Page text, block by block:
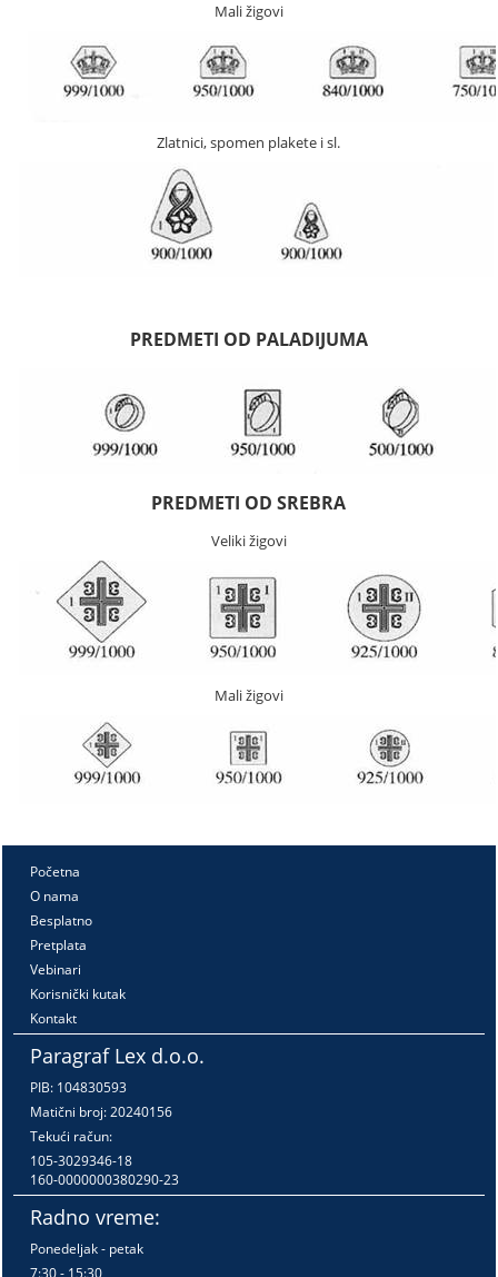
Mali žigovi
Zlatnici, spomen plakete i sl.
PREDMETI OD PALADIJUMA
PREDMETI OD SREBRA
Veliki žigovi
Mali žigovi
Početna
O nama
Besplatno
Pretplata
Vebinari
Korisnički kutak
Kontakt
Paragraf Lex d.o.o.
PIB: 104830593
Matični broj: 20240156
Tekući račun:
105-3029346-18
160-0000000380290-23
Radno vreme:
Ponedeljak - petak